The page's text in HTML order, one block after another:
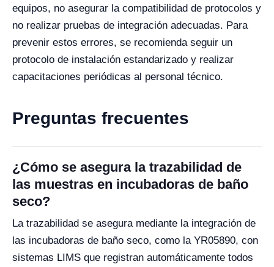
equipos, no asegurar la compatibilidad de protocolos y
no realizar pruebas de integración adecuadas. Para
prevenir estos errores, se recomienda seguir un
protocolo de instalación estandarizado y realizar
capacitaciones periódicas al personal técnico.
Preguntas frecuentes
¿Cómo se asegura la trazabilidad de
las muestras en incubadoras de baño
seco?
La trazabilidad se asegura mediante la integración de
las incubadoras de baño seco, como la YR05890, con
sistemas LIMS que registran automáticamente todos